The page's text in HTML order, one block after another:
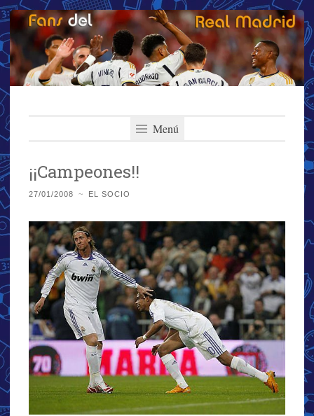
Menú
¡¡Campeones!!
27/01/2008 ~ EL SOCIO